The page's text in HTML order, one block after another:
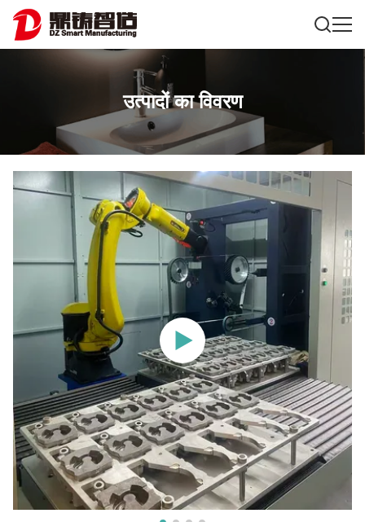
उत्पादों का विवरण